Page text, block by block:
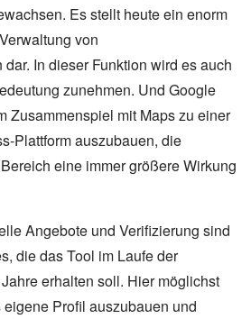
Es stellt heute ein enorm
von
In dieser Funktion wird es auch
zunehmen. Und Google
Zusammenspiel mit Maps zu einer
Plattform auszubauen, die
eine immer größere Wirkung
Angebote und Verifizierung sind
die das Tool im Laufe der
erhalten soll. Hier möglichst
Profil auszubauen und